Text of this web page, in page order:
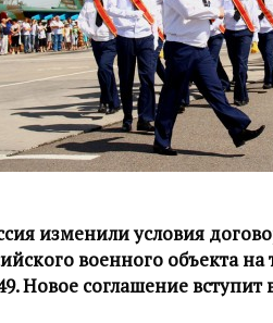
изменили условия
военного объекта
Новое соглашение вступит